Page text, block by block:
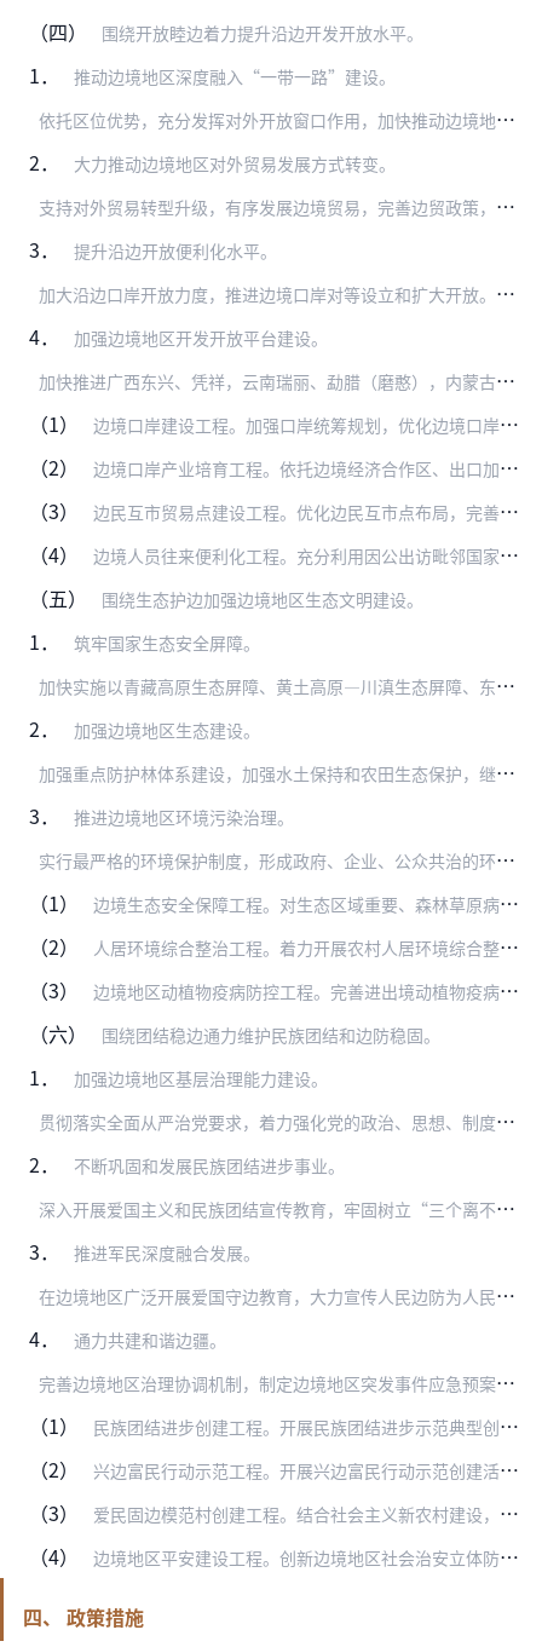
（四） 围绕开放睦边着力提升沿边开发开放水平。
1． 推动边境地区深度融入“一带一路”建设。
依
托区位优势，充分发挥对外开放窗口作用，加快推动边境地区融入“一带一路”建设，在加强与周边国家的政策沟通、设施联通、贸易畅通、资金融通、民心相通方面发挥前沿作用…
2．
大力推动边境地区对外贸易发展方式转变。
支
持对外贸易转型升级，有序发展边境贸易，完善边贸政策，支持边境小额贸易向综合性多元化贸易转变，探索发展离岸贸易。加强边民互市点建设，修订《边民互市贸易管理办法》…
3．
提升沿边开放便利化水平。
加
大沿边口岸开放力度，推进边境口岸对等设立和扩大开放。切实提高对沿边重要口岸的监管能力，创新口岸监管模式，优化查验机制，在沿边重点地区有条件的海关特殊监管区域深…
4．
加强边境地区开发开放平台建设。
加
快推进广西东兴、凭祥，云南瑞丽、勐腊（磨憨），内蒙古满洲里、二连浩特，黑龙江绥芬河—东宁等重点开发开放试验区建设，改革创新试验区体制机制，优化区内产业结构，加…
（1）
边境口岸建设工程。加强口岸统筹规划，优化边境口岸布局。加强边境口岸基础设施及其检查检验检疫配套设施建设，合理配备口岸管理和进出境检查检验检疫设备，提高口岸运行效…
（2） 边境口岸产业培育工程。依托边境经济合作区、出口加工园区等合作平台，大力发展出口加工业并引进一批合作企业，允许沿边重点口岸、边境城市、边境经济合作区在人才交流、加…
（3） 边民互市贸易点建设工程。优化边民互市点布局，完善基础设施和配套条件，提高管理和服务水平，促进边民互市贸易发展和转型升级。（国家发展改革委、商务部、财政部、海关总…
（4） 边境人员往来便利化工程。充分利用因公出访毗邻国家（地区）相关政策，为沿边重点开发开放试验区因公赴毗邻国家（地区）执行任务提供便利。加强与毗邻国家合作，推动允许两…
（五） 围绕生态护边加强边境地区生态文明建设。
1． 筑牢国家生态安全屏障。
加
快实施以青藏高原生态屏障、黄土高原—川滇生态屏障、东北森林带、北方防沙带等为主体的生态安全战略。大力推进重大生态工程建设，加强重点区域、流域生态建设和环境保护…
2．
加强边境地区生态建设。
加
强重点防护林体系建设，加强水土保持和农田生态保护，继续实施退耕还林还草、退牧还草、石漠化治理、天然林资源保护等工程。构建生态廊道和生物多样性保护网络，实施生物…
3．
推进边境地区环境污染治理。
实
行最严格的环境保护制度，形成政府、企业、公众共治的环境治理体系。对开发建设类规划，基于资源环境承载能力监测预警评价，依法开展环境影响评价工作，以生态环境质量改…
（1）
边境生态安全保障工程。对生态区域重要、森林草原病虫鼠害和森林草原火灾多发的地区，加大支持力度，尽快建立森林草原病虫鼠害防治和森林草原防火体系。科学划定并严守生态…
（2） 人居环境综合整治工程。着力开展农村人居环境综合整治行动，结合美丽乡村和新农村建设加快农村污水治理。加强排污管（沟）、污水处理设施、垃圾无害化处理设施等建设。把发…
（3） 边境地区动植物疫病防控工程。完善进出境动植物疫病疫情联防联控周边合作机制，探索建立边境动物疫病控制区，防范动植物疫病疫情跨境传播。强化外来入侵物种监测预警，建立…
（六） 围绕团结稳边通力维护民族团结和边防稳固。
1． 加强边境地区基层治理能力建设。
贯
彻落实全面从严治党要求，着力强化党的政治、思想、制度和作风引领，全面增强基层党组织战斗力，全面提升基层政权建设水平，提升乡镇（街道）服务能力与治理水平，推进基…
2．
不断巩固和发展民族团结进步事业。
深
入开展爱国主义和民族团结宣传教育，牢固树立“三个离不开”思想，培育中华民族共同体意识和国家意识，不断增强对伟大祖国、中华民族、中华文化、中国共产党、中国特色社…
3．
推进军民深度融合发展。
在
边境地区广泛开展爱国守边教育，大力宣传人民边防为人民、人民边防靠人民，筑牢人民边防的铜墙铁壁。在边境建设中贯彻国防巩固要求，同时合理兼顾民用需要。坚持军地资源…
4．
通力共建和谐边疆。
完
善边境地区治理协调机制，制定边境地区突发事件应急预案，规范信息报告制度，加强跨部门、跨区域应急联动，提升联合处置能力。深化边防对外交往合作，及时协商处理边境事…
（1）
民族团结进步创建工程。开展民族团结进步示范典型创建活动，建设一批民族团结进步示范市、县、乡（镇）、村（社区）、学校、企事业单位、连队等，建立一批民族团结进步教育…
（2） 兴边富民行动示范工程。开展兴边富民行动示范创建活动，命名一批兴边富民示范县、示范乡（镇）、示范村（社区），表彰一批兴边富民模范单位和模范个人，以示范带动引领，推…
（3） 爱民固边模范村创建工程。结合社会主义新农村建设，推动开展“维护治安、民族和谐、经济合作、服务民生”等特色爱民固边模范村创建活动，维护民族团结和边疆稳定。（公安部…
（4） 边境地区平安建设工程。创新边境地区社会治安立体防控体系，建立健全党政军警民“五位一体”边境安全管控机制，提高军警民联防、联动、联勤、联合处置能力。加强边境地区突…
四、 政策措施